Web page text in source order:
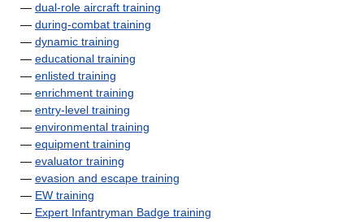
— dual-role aircraft training
— during-combat training
— dynamic training
— educational training
— enlisted training
— enrichment training
— entry-level training
— environmental training
— equipment training
— evaluator training
— evasion and escape training
— EW training
— Expert Infantryman Badge training